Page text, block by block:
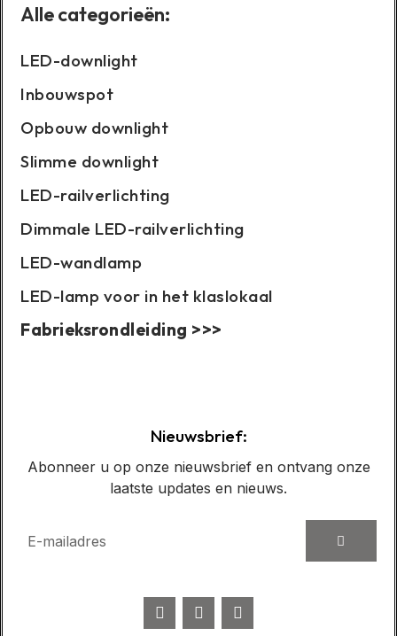
Alle categorieën:
LED-downlight
Inbouwspot
Opbouw downlight
Slimme downlight
LED-railverlichting
Dimmale LED-railverlichting
LED-wandlamp
LED-lamp voor in het klaslokaal
Fabrieksrondleiding >>>
Nieuwsbrief:
Abonneer u op onze nieuwsbrief en ontvang onze
laatste updates en nieuws.